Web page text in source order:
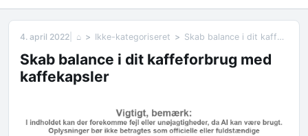
4. april 2022 ⌂ Ikke-kategoriseret Skab balance i dit kaffeforbrug med kaffekapsler
Skab balance i dit kaffeforbrug med
kaffekapsler